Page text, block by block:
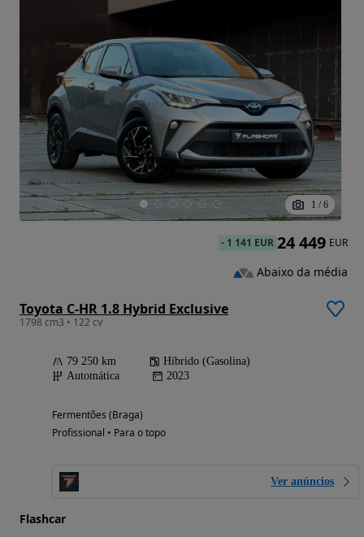
1 / 6
Toyota C-HR 1.8 Hybrid Exclusive
1798 cm3 • 122 cv
79 250 km
Híbrido (Gasolina)
Automática
2023
Fermentões (Braga)
Profissional • Para o topo
Ver anúncios
Flashcar
- 1 141 EUR 24 449 EUR
Abaixo da média